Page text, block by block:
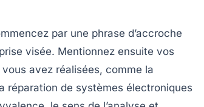
par une phrase d’accroche
visée. Mentionnez ensuite vos
avez réalisées, comme la
réparation de systèmes électroniques